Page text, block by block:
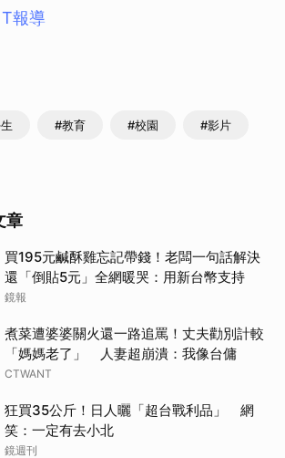
報導
#教育 #校園 #影片
章
買195元鹹酥雞忘記帶錢！老闆一句話解決
還「倒貼5元」全網暖哭：用新台幣支持
鏡報
煮菜遭婆婆關火還一路追罵！丈夫勸別計較
「媽媽老了」 人妻超崩潰：我像台傭
CTWANT
狂買35公斤！日人曬「超台戰利品」 網
笑：一定有去小北
鏡週刊